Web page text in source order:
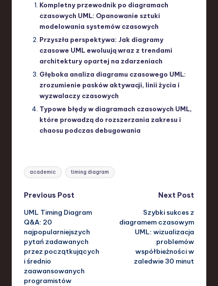
Kompletny przewodnik po diagramach
czasowych UML: Opanowanie sztuki
modelowania systemów czasowych
Przyszła perspektywa: Jak diagramy
czasowe UML ewoluują wraz z trendami
architektury opartej na zdarzeniach
Głęboka analiza diagramu czasowego UML:
zrozumienie pasków aktywacji, linii życia i
wyzwalaczy czasowych
Typowe błędy w diagramach czasowych UML,
które prowadzą do rozszerzania zakresu i
chaosu podczas debugowania
Tags:
academic timing diagram
Post
navigation
Previous Post
UML Timing Diagram
Q&A: 20
najpopularniejszych
pytań zadawanych
przez początkujących
i średnio
zaawansowanych
programistów
Next Post
Szybki sukces z
diagramem czasowym
UML: wizualizacja
problemów
współbieżności w
zaledwie 30 minut